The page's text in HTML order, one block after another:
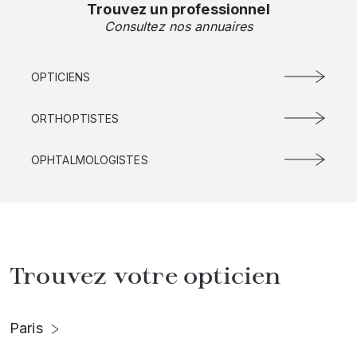
Trouvez un professionnel
Consultez nos annuaires
OPTICIENS
ORTHOPTISTES
OPHTALMOLOGISTES
Trouvez votre opticien
Paris